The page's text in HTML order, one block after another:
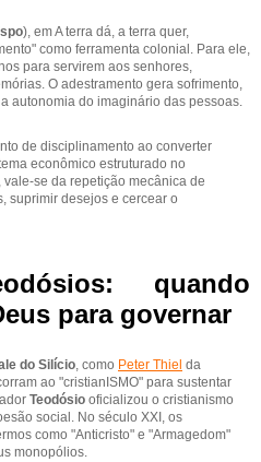
), em A terra dá, a terra quer,
como ferramenta colonial. Para ele,
para servirem aos senhores,
O adestramento gera sofrimento,
autonomia do imaginário das pessoas.
de disciplinamento ao converter
econômico estruturado no
se da repetição mecânica de
suprimir desejos e cercear o
quando
para governar
do Silício, como Peter Thiel da
ao "cristianISMO" para sustentar
Teodósio oficializou o cristianismo
social. No século XXI, os
como "Anticristo" e "Armagedom"
monopólios.